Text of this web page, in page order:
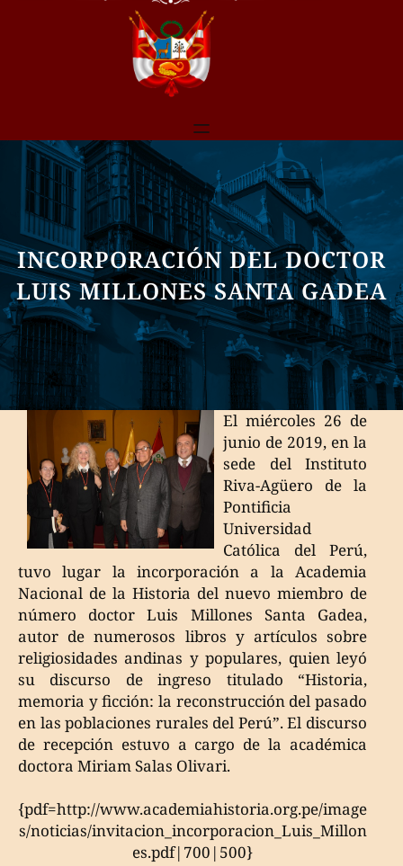
INCORPORACIÓN DEL DOCTOR
LUIS MILLONES SANTA GADEA
El miércoles 26 de
junio de 2019, en la
sede del Instituto
Riva-Agüero de la
Pontificia
Universidad
Católica del Perú,
tuvo lugar la incorporación a la Academia
Nacional de la Historia del nuevo miembro de
número doctor Luis Millones Santa Gadea,
autor de numerosos libros y artículos sobre
religiosidades andinas y populares, quien leyó
su discurso de ingreso titulado “Historia,
memoria y ficción: la reconstrucción del pasado
en las poblaciones rurales del Perú”. El discurso
de recepción estuvo a cargo de la académica
doctora Miriam Salas Olivari.
{pdf=http://www.academiahistoria.org.pe/image
s/noticias/invitacion_incorporacion_Luis_Millon
es.pdf|700|500}